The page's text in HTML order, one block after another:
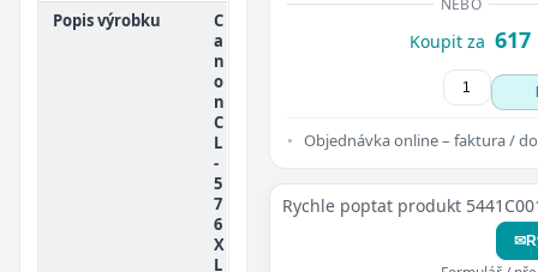
Popis výrobku
C
a
n
o
n
C
L
-
5
7
6
X
L
Koupit za 617
Objednávka online – faktura /
Rychle poptat produkt
✉